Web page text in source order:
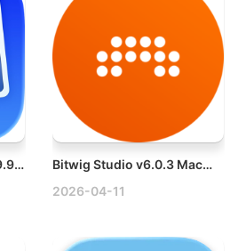
Command-Tab Plus v2.9.9 Mac键盘快捷应用程序切换器
Bitwig Studio v6.0.3 Mac音频制作工具
2026-04-11